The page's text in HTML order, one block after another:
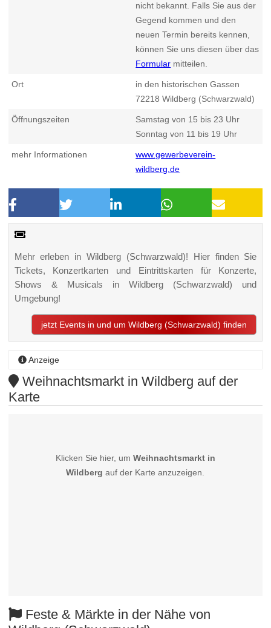
nicht bekannt. Falls Sie aus der
Gegend kommen und den
neuen Termin bereits kennen,
können Sie uns diesen über das
Formular mitteilen.
Ort
in den historischen Gassen
72218 Wildberg (Schwarzwald)
Öffnungszeiten
Samstag von 15 bis 23 Uhr
Sonntag von 11 bis 19 Uhr
mehr Informationen
www.gewerbeverein-
wildberg.de
Mehr erleben in Wildberg (Schwarzwald)! Hier finden Sie
Tickets, Konzertkarten und Eintrittskarten für Konzerte,
Shows & Musicals in Wildberg (Schwarzwald) und
Umgebung!
jetzt Events in und um Wildberg (Schwarzwald) finden
Anzeige
Weihnachtsmarkt in Wildberg auf der
Karte
Klicken Sie hier, um Weihnachtsmarkt in
Wildberg auf der Karte anzuzeigen.
Feste & Märkte in der Nähe von